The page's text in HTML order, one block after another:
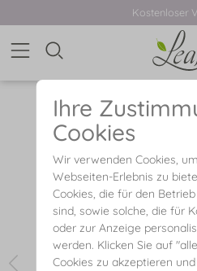
Kostenloser
Ihre
Cookies
Wir verwenden Cookies,
Webseiten-Erlebnis zu
Cookies, die für den
sind, sowie solche, die für
oder zur Anzeige
werden. Klicken Sie auf
Cookies zu akzeptieren